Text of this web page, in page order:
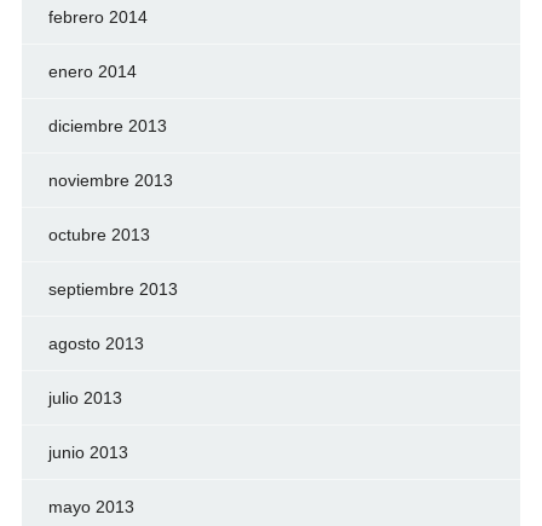
febrero 2014
enero 2014
diciembre 2013
noviembre 2013
octubre 2013
septiembre 2013
agosto 2013
julio 2013
junio 2013
mayo 2013